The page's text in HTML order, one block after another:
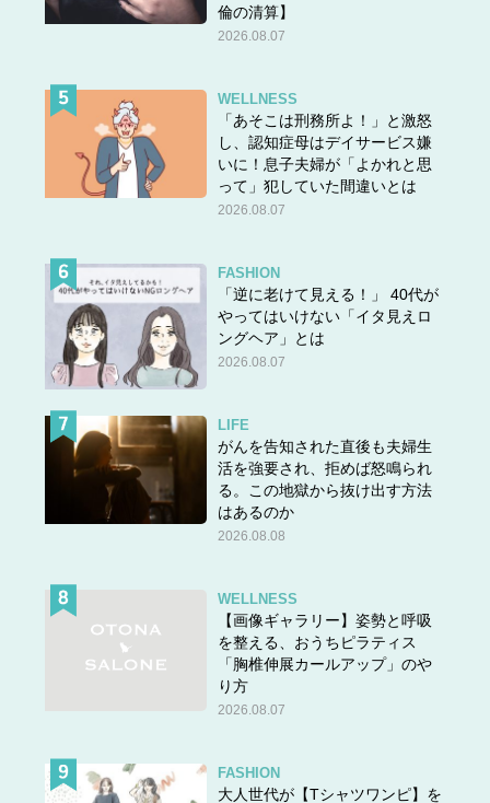
倫の清算】
2026.08.07
WELLNESS
「あそこは刑務所よ！」と激怒
し、認知症母はデイサービス嫌
いに！息子夫婦が「よかれと思
って」犯していた間違いとは
2026.08.07
FASHION
「逆に老けて見える！」 40代が
やってはいけない「イタ見えロ
ングヘア」とは
2026.08.07
LIFE
がんを告知された直後も夫婦生
活を強要され、拒めば怒鳴られ
る。この地獄から抜け出す方法
はあるのか
2026.08.08
WELLNESS
【画像ギャラリー】姿勢と呼吸
を整える、おうちピラティス
「胸椎伸展カールアップ」のや
り方
2026.08.07
FASHION
大人世代が【Tシャツワンピ】を